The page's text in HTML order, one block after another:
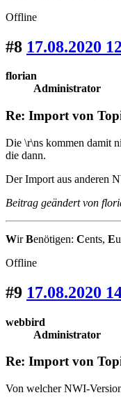
Offline
#8 17.08.2020
florian
Administrator
Re: Import von
Die \r\ns kommen damit
die dann.
Der Import aus anderen
Beitrag geändert von
WirBenötigen: Cents, E
Offline
#9 17.08.2020
webbird
Administrator
Re: Import von
Von welcher NWI-